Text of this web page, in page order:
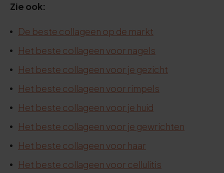
Zie ook:
De beste collageen op de markt
Het beste collageen voor nagels
Het beste collageen voor je gezicht
Het beste collageen voor rimpels
Het beste collageen voor je huid
Het beste collageen voor je gewrichten
Het beste collageen voor haar
Het beste collageen voor cellulitis